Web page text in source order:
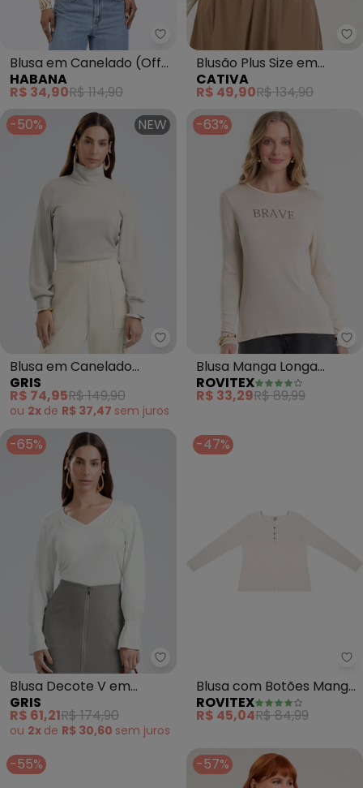
Habana - Blusa em Canelado
Blusa em Canelado (Off
White)
HABANA
R$ 34,90R$ 114,90
Blusão Plus Size em
Algodão (Off White)
CATIVA
R$ 49,90R$ 134,90
-50%
NEW
Blusa em Canelado
Aveludado (Off White)
GRIS
R$ 74,95R$ 149,90
ou 2x de R$ 37,47 sem juros
-63%
Blusa Manga Longa
Estampada (Bege)
ROVITEX
R$ 33,29R$ 89,99
-65%
Gris - Blusa Decote V em
Blusa Decote V em
Viscose (Off White)
GRIS
R$ 61,21R$ 174,90
ou 2x de R$ 30,60 sem juros
-47%
Blusa com Botões Manga
Longa (Bege)
ROVITEX
R$ 45,04R$ 84,99
-55% -57%